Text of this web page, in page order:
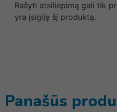
Rašyti atsiliepimą gali tik
yra įsigiję šį produktą.
Panašūs